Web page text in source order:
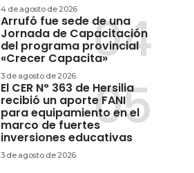
4 de agosto de 2026
Arrufó fue sede de una
Jornada de Capacitación
del programa provincial
«Crecer Capacita»
3 de agosto de 2026
El CER N° 363 de Hersilia
recibió un aporte FANI
para equipamiento en el
marco de fuertes
inversiones educativas
3 de agosto de 2026